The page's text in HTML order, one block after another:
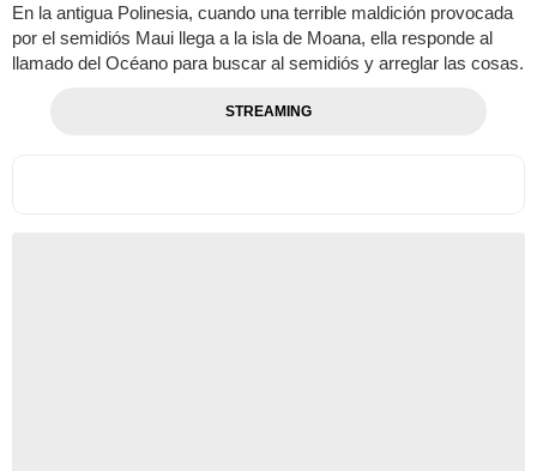
En la antigua Polinesia, cuando una terrible maldición provocada
por el semidiós Maui llega a la isla de Moana, ella responde al
llamado del Océano para buscar al semidiós y arreglar las cosas.
STREAMING